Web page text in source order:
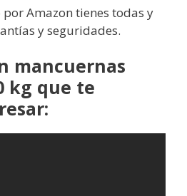
Amazon tienes todas y
y seguridades.
mancuernas
kg que te